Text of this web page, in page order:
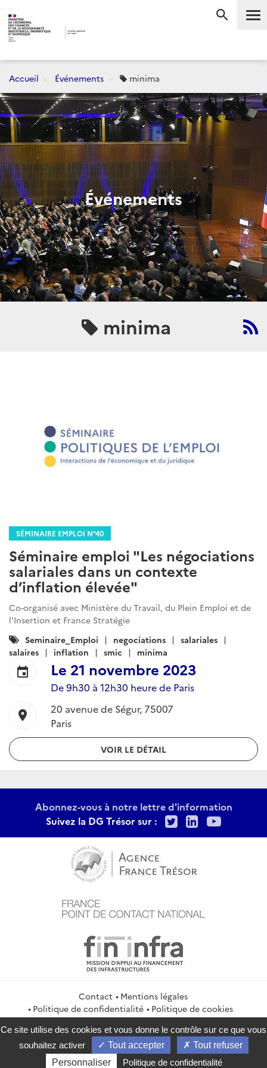
Accueil Événements minima
Événements
minima
SÉMINAIRE EMPLOI N°40
Séminaire emploi "Les négociations
salariales dans un contexte
d’inflation élevée"
Co-organisé avec Ministère du Travail, du Plein Emploi et de
l'Insertion et France Stratégie
Catégories
:
Seminaire_Emploi negociations
salariales
salaires
inflation smic minima
event Le 21 novembre 2023
De 9h30 à 12h30 heure de Paris
location_on
20 avenue de Ségur, 75007
Paris
VOIR LE DÉTAIL
Abonnez-vous à notre lettre d'information
Suivez la DG Trésor sur :
TwitterLinkedIn
Contact
Mentions légales
Politique de confidentialité
Politique de cookies
Gestion des cookies
Flux RSS
service-public.gouv.fr
legifrance.gouv.fr
info.gouv.fr
data.gouv.fr
Ce site utilise des cookies et vous donne le contrôle sur ce que vous
souhaitez activer
Tout accepter
Tout refuser
Personnaliser
Politique de confidentialité